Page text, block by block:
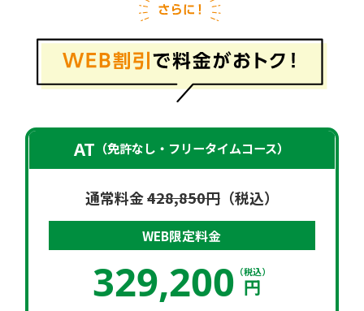
AT （免許なし・フリータイムコース）
通常料金428,850円（税込）
WEB限定料金
329,200 （税込）
円